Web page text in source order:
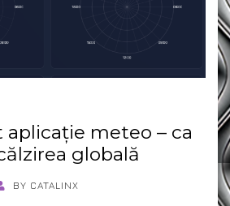
aplicație meteo – ca
globală
BY CATALINX